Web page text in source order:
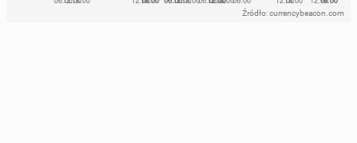
Źródło: currencybeacon.com